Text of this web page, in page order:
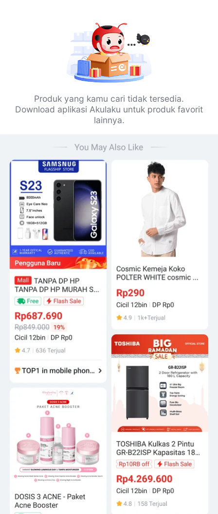
Produk yang kamu cari tidak tersedia.
Download aplikasi Akulaku untuk produk favorit
lainnya.